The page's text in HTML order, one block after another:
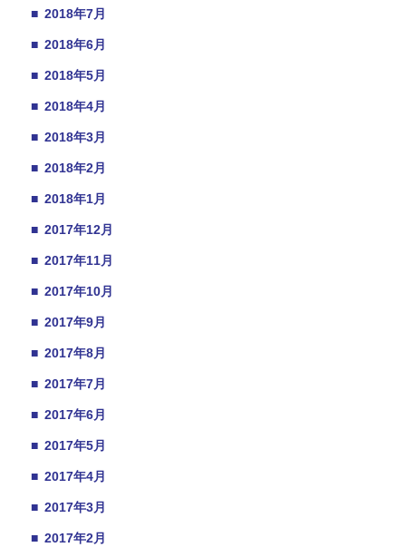
■ 2018年7月
■ 2018年6月
■ 2018年5月
■ 2018年4月
■ 2018年3月
■ 2018年2月
■ 2018年1月
■ 2017年12月
■ 2017年11月
■ 2017年10月
■ 2017年9月
■ 2017年8月
■ 2017年7月
■ 2017年6月
■ 2017年5月
■ 2017年4月
■ 2017年3月
■ 2017年2月